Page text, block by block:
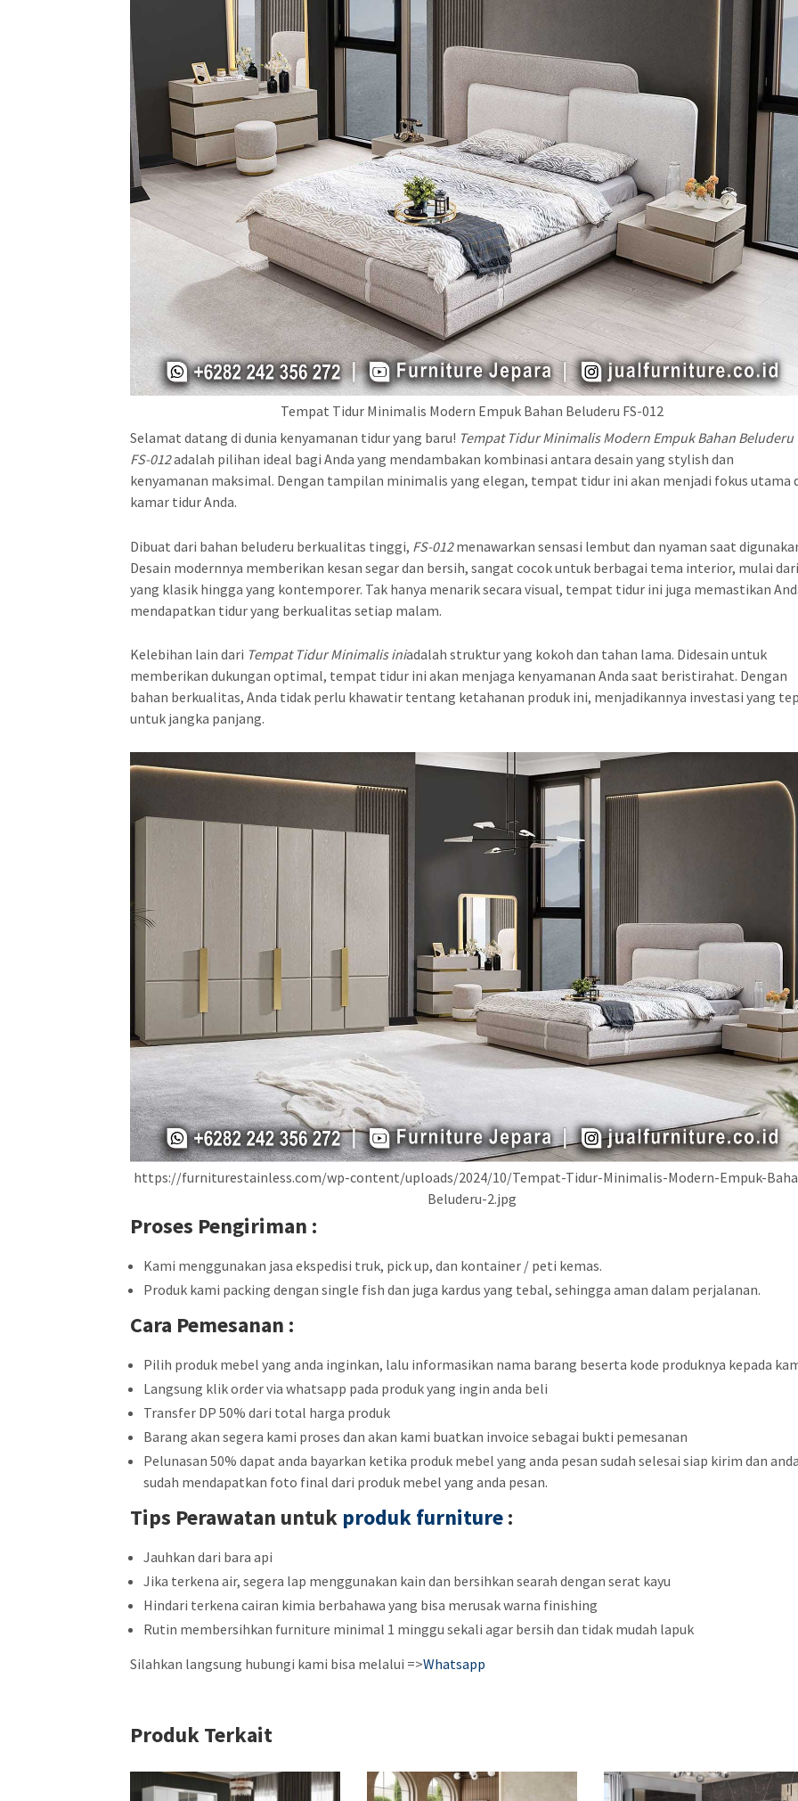
Tempat Tidur Minimalis Modern Empuk Bahan Beluderu FS-012
Selamat datang di dunia kenyamanan tidur yang baru! Tempat Tidur Minimalis Modern Empuk Bahan Beluderu
FS-012adalah pilihan ideal bagi Anda yang mendambakan kombinasi antara desain yang stylish dan
kenyamanan maksimal. Dengan tampilan minimalis yang elegan, tempat tidur ini akan menjadi fokus utama
kamar tidur Anda.
Dibuat dari bahan beluderu berkualitas tinggi, FS-012menawarkan sensasi lembut dan nyaman saat
Desain modernnya memberikan kesan segar dan bersih, sangat cocok untuk berbagai tema interior, mulai
yang klasik hingga yang kontemporer. Tak hanya menarik secara visual, tempat tidur ini juga memastikan
mendapatkan tidur yang berkualitas setiap malam.
Kelebihan lain dari Tempat Tidur Minimalis iniadalah struktur yang kokoh dan tahan lama. Didesain untuk
memberikan dukungan optimal, tempat tidur ini akan menjaga kenyamanan Anda saat beristirahat. Dengan
bahan berkualitas, Anda tidak perlu khawatir tentang ketahanan produk ini, menjadikannya investasi yang
untuk jangka panjang.
https://furniturestainless.com/wp-content/uploads/2024/10/Tempat-Tidur-Minimalis-Modern-Empuk-
Beluderu-2.jpg
Proses Pengiriman :
Kami menggunakan jasa ekspedisi truk, pick up, dan kontainer / peti kemas.
Produk kami packing dengan single fish dan juga kardus yang tebal, sehingga aman dalam perjalanan.
Cara Pemesanan :
Pilih produk mebel yang anda inginkan, lalu informasikan nama barang beserta kode produknya kepada
Langsung klik order via whatsapp pada produk yang ingin anda beli
Transfer DP 50% dari total harga produk
Barang akan segera kami proses dan akan kami buatkan invoice sebagai bukti pemesanan
Pelunasan 50% dapat anda bayarkan ketika produk mebel yang anda pesan sudah selesai siap kirim dan
sudah mendapatkan foto final dari produk mebel yang anda pesan.
Tips Perawatan untuk produk furniture:
Jauhkan dari bara api
Jika terkena air, segera lap menggunakan kain dan bersihkan searah dengan serat kayu
Hindari terkena cairan kimia berbahawa yang bisa merusak warna finishing
Rutin membersihkan furniture minimal 1 minggu sekali agar bersih dan tidak mudah lapuk
Silahkan langsung hubungi kami bisa melalui =>Whatsapp
Produk Terkait